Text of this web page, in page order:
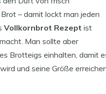
– damit lockt man jeden
Vollkornbrot Rezept ist
Man sollte aber
Brotteigs einhalten, damit
und seine Größe